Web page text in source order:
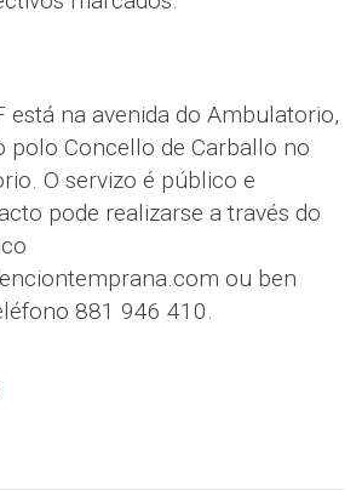
está na avenida do Ambulatorio,
polo Concello de Carballo no
O servizo é público e
pode realizarse a través do
ou ben
881 946 410.